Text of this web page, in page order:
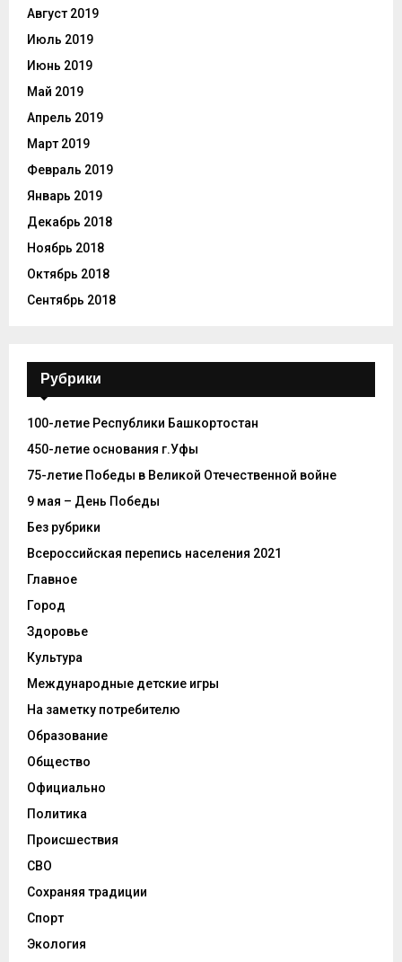
Август 2019
Июль 2019
Июнь 2019
Май 2019
Апрель 2019
Март 2019
Февраль 2019
Январь 2019
Декабрь 2018
Ноябрь 2018
Октябрь 2018
Сентябрь 2018
Рубрики
100-летие Республики Башкортостан
450-летие основания г.Уфы
75-летие Победы в Великой Отечественной войне
9 мая – День Победы
Без рубрики
Всероссийская перепись населения 2021
Главное
Город
Здоровье
Культура
Международные детские игры
На заметку потребителю
Образование
Общество
Официально
Политика
Происшествия
СВО
Сохраняя традиции
Спорт
Экология